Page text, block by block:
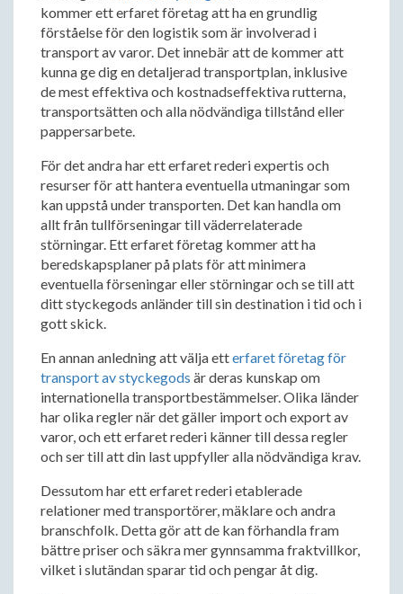
kommer ett erfaret företag att ha en grundlig
förståelse för den logistik som är involverad i
transport av varor. Det innebär att de kommer att
kunna ge dig en detaljerad transportplan, inklusive
de mest effektiva och kostnadseffektiva rutterna,
transportsätten och alla nödvändiga tillstånd eller
pappersarbete.
För det andra har ett erfaret rederi expertis och
resurser för att hantera eventuella utmaningar som
kan uppstå under transporten. Det kan handla om
allt från tullförseningar till väderrelaterade
störningar. Ett erfaret företag kommer att ha
beredskapsplaner på plats för att minimera
eventuella förseningar eller störningar och se till att
ditt styckegods anländer till sin destination i tid och i
gott skick.
En annan anledning att välja etterfaret företag för
transport av styckegods är deras kunskap om
internationella transportbestämmelser. Olika länder
har olika regler när det gäller import och export av
varor, och ett erfaret rederi känner till dessa regler
och ser till att din last uppfyller alla nödvändiga krav.
Dessutom har ett erfaret rederi etablerade
relationer med transportörer, mäklare och andra
branschfolk. Detta gör att de kan förhandla fram
bättre priser och säkra mer gynnsamma fraktvillkor,
vilket i slutändan sparar tid och pengar åt dig.